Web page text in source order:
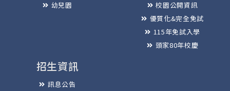
幼兒園
校園公開資訊
優質化&完全免試
115年免試入學
頭家80年校慶
招生資訊
訊息公告